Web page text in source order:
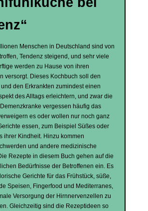
Menschen in Deutschland sind von
Tendenz steigend, und sehr viele
werden zu Hause von ihren
versorgt. Dieses Kochbuch soll den
den Erkrankten zumindest einen
des Alltags erleichtern, und zwar die
vergessen häufig das
es oder wollen nur noch ganz
essen, zum Beispiel Süßes oder
ihrer Kindheit. Hinzu kommen
und andere medizinische
Rezepte in diesem Buch gehen auf die
Bedürfnisse der Betroffenen ein. Es
Gerichte für das Frühstück, süße,
Speisen, Fingerfood und Mediterranes,
Versorgung der Hirnnervenzellen zu
Gleichzeitig sind die Rezeptideen so